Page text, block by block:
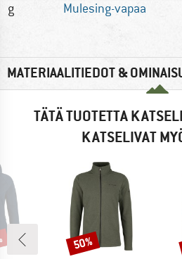
g Mulesing-vapaa
MATERIAALITIEDOT &
TÄTÄ TUOTETTA
KATSELIVAT
Alennus
50%